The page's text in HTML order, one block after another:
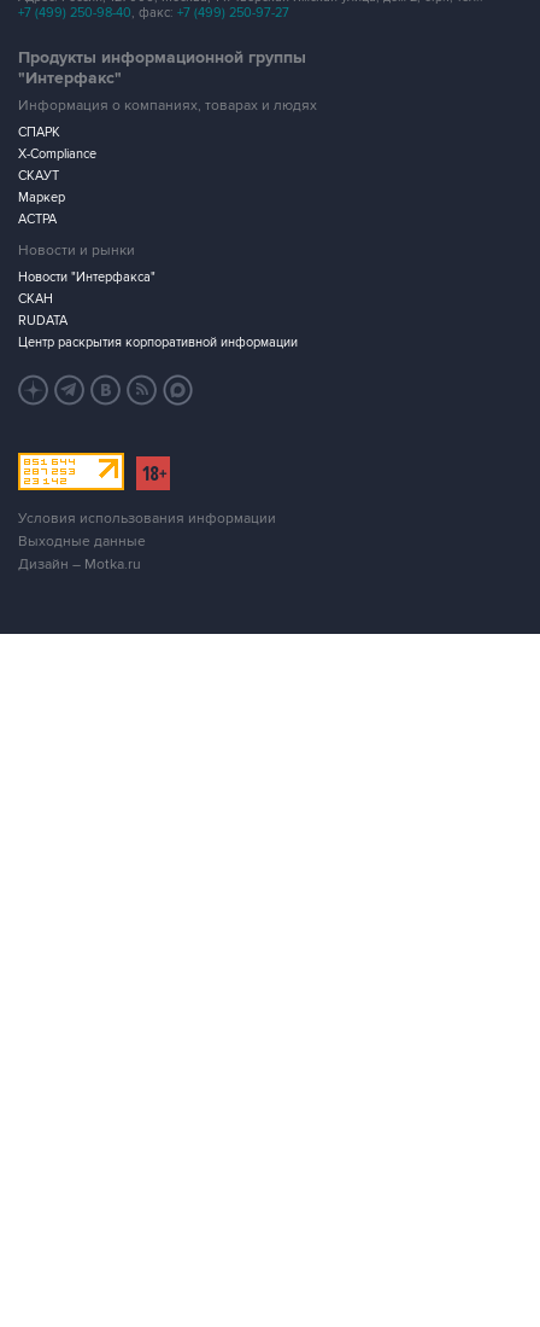
+7 (499) 250-98-40, факс: +7 (499) 250-97-27
Продукты информационной группы
"Интерфакс"
Информация о компаниях, товарах и людях
СПАРК
X-Compliance
СКАУТ
Маркер
АСТРА
Новости и рынки
Новости "Интерфакса"
СКАН
RUDATA
Центр раскрытия корпоративной информации
Условия использования информации
Выходные данные
Дизайн – Motka.ru